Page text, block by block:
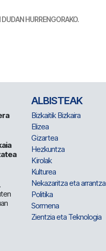
HURRENGORAKO.
ALBISTEAK
Bizkaitik Bizkaira
Elizea
Gizartea
Hezkuntza
Kirolak
Kulturea
Nekazaritza eta arrantza
Politika
Sormena
Zientzia eta Teknologia